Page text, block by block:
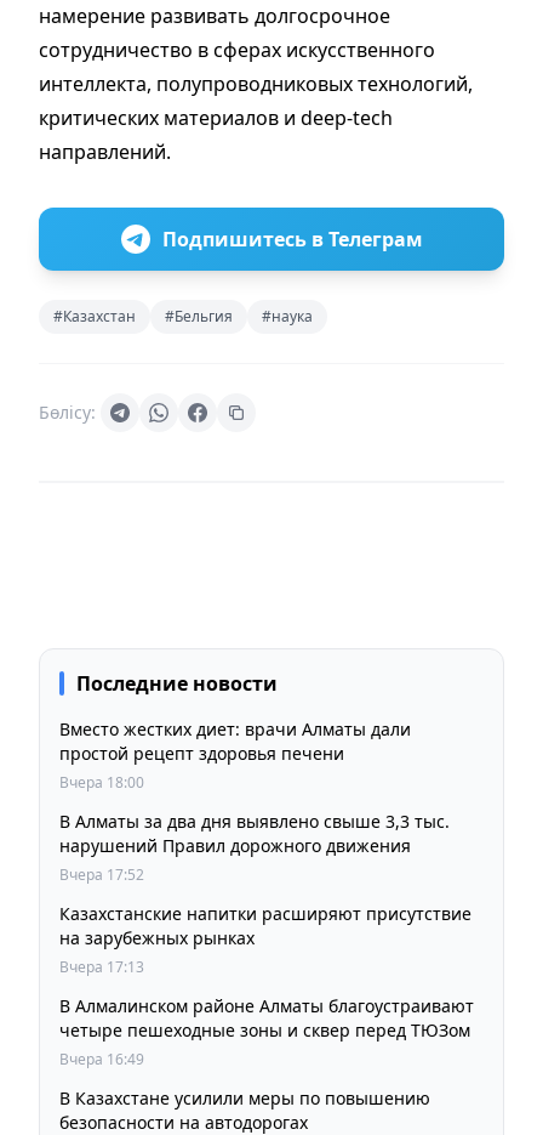
намерение развивать долгосрочное
сотрудничество в сферах искусственного
интеллекта, полупроводниковых технологий,
критических материалов и deep-tech
направлений.
Подпишитесь в Телеграм
#Казахстан #Бельгия #наука
Бөлісу:
Последние новости
Вместо жестких диет: врачи Алматы дали
Вчера 18:00
В Алматы за два дня выявлено свыше 3,3 тыс.
нарушений Правил дорожного движения
Вчера 17:52
Казахстанские напитки расширяют присутствие
на зарубежных рынках
Вчера 17:13
В Алмалинском районе Алматы благоустраивают
четыре пешеходные зоны и сквер перед ТЮЗом
Вчера 16:49
В Казахстане усилили меры по повышению
безопасности на автодорогах